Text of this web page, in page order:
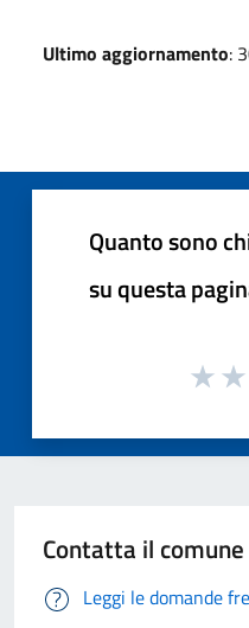
Ultimo aggiornamento:
Quanto sono
su questa
Contatta il comune
Leggi le domande